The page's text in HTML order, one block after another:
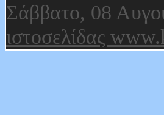
Σάββατο, 08
ιστοσελίδας